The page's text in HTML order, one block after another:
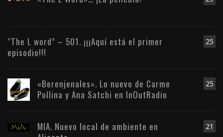
25
“The L word” – 501. ¡¡¡Aquí está el primer
episodio!!!
25
«Berenjenales». Lo nuevo de Carme
Pollina y Ana Satchi en InOutRadio
21
MIA. Nuevo local de ambiente en